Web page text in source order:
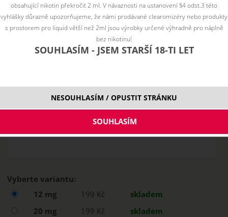
Vyberte variantu:
12 mg
199 Kč
skladem
20 mg
199 Kč skladem
obsahující nikotin překročit 2 ml. V návaznosti na ustanovení §4 odst.3 této
vyhlášky důrazně upozorňujeme, že námi prodávané clearomizéry nebo produkty
s prostorem pro liquid větší než 2ml jsou výrobky určené výhradně pro náplně
bez nikotinu!
SOUHLASÍM - JSEM STARŠÍ 18-TI LET
NESOUHLASÍM / OPUSTIT STRÁNKU